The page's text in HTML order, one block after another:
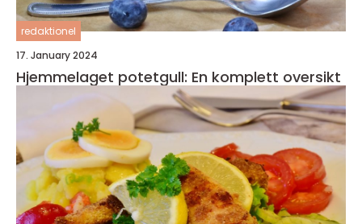
redaktionel
17. January 2024
Hjemmelaget potetgull: En komplett oversikt